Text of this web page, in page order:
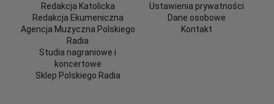
Redakcja Katolicka
Redakcja Ekumeniczna
Agencja Muzyczna Polskiego
Radia
Studia nagraniowe i
koncertowe
Sklep Polskiego Radia
Ustawienia prywatności
Dane osobowe
Kontakt